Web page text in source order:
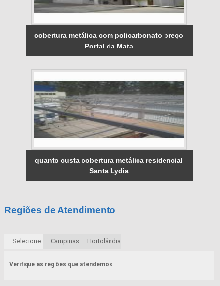
cobertura metálica com policarbonato preço
Portal da Mata
quanto custa cobertura metálica residencial
Santa Lydia
Regiões de Atendimento
Selecione: Campinas Hortolândia
Verifique as regiões que atendemos